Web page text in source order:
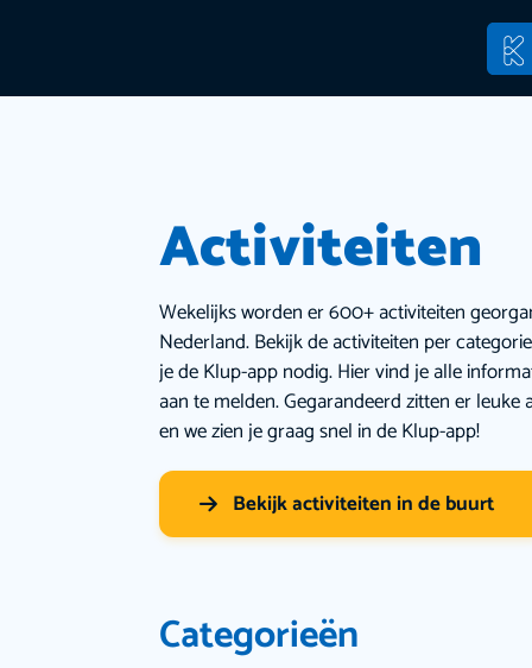
Activiteiten
Wekelijks worden er 600+ activiteiten
Nederland. Bekijk de activiteiten per
je de Klup-app nodig. Hier vind je alle
aan te melden. Gegarandeerd zitten er
en we zien je graag snel in de Klup-app!
Bekijk activiteiten in de buurt
Categorieën